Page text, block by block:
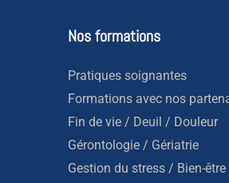
Nos formations
Pratiques soignantes
Formations avec nos
Fin de vie / Deuil / Douleur
Gérontologie / Gériatrie
Gestion du stress / Bien-